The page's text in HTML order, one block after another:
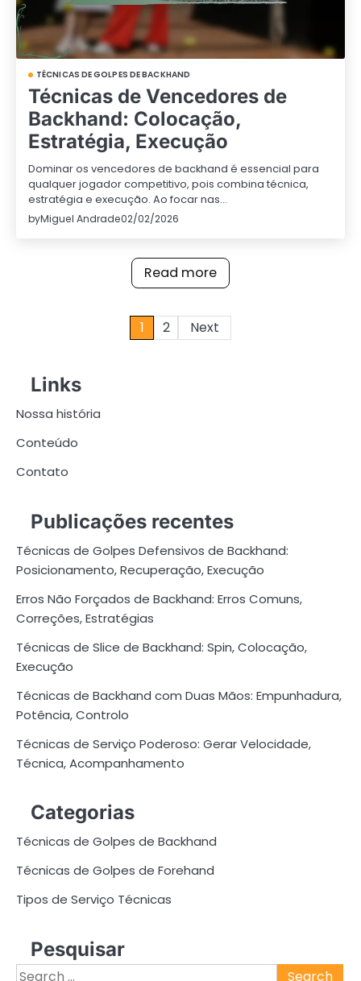
TÉCNICAS DE GOLPES DE BACKHAND
Técnicas de Vencedores de
Backhand: Colocação,
Estratégia, Execução
Dominar os vencedores de backhand é essencial para
qualquer jogador competitivo, pois combina técnica,
estratégia e execução. Ao focar nas…
byMiguel Andrade02/02/2026
Read more
1 2 Next
Links
Nossa história
Conteúdo
Contato
Publicações recentes
Técnicas de Golpes Defensivos de Backhand:
Posicionamento, Recuperação, Execução
Erros Não Forçados de Backhand: Erros Comuns,
Correções, Estratégias
Técnicas de Slice de Backhand: Spin, Colocação,
Execução
Técnicas de Backhand com Duas Mãos: Empunhadura,
Potência, Controlo
Técnicas de Serviço Poderoso: Gerar Velocidade,
Técnica, Acompanhamento
Categorias
Técnicas de Golpes de Backhand
Técnicas de Golpes de Forehand
Tipos de Serviço Técnicas
Pesquisar
Search